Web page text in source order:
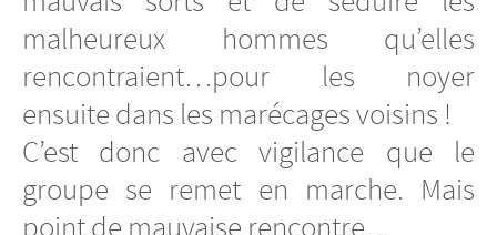
malheureux hommes qu’elles
rencontraient…pour les noyer
ensuite dans les marécages voisins !
C’est donc avec vigilance que le
groupe se remet en marche. Mais
point de mauvaise rencontre...